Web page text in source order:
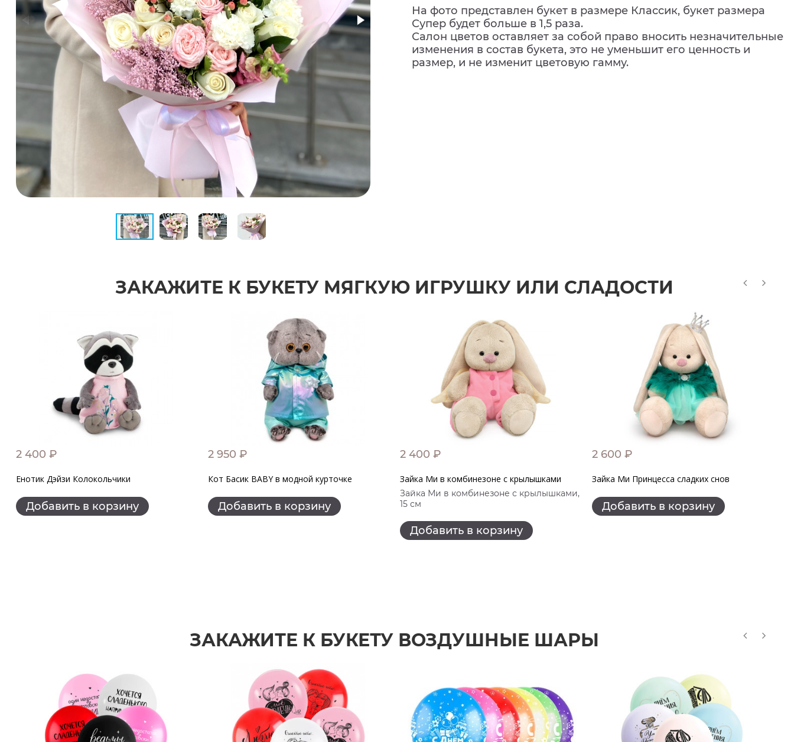
На фото представлен букет в размере Классик, букет размера
Супер будет больше в 1,5 раза.
Салон цветов оставляет за собой право вносить незначительные
изменения в состав букета, это не уменьшит его ценность и
размер, и не изменит цветовую гамму.
ЗАКАЖИТЕ К БУКЕТУ МЯГКУЮ ИГРУШКУ ИЛИ СЛАДОСТИ
2 400 ₽
Енотик Дэйзи Колокольчики
Добавить в корзину
2 950 ₽
Кот Басик BABY в модной курточке
Добавить в корзину
2 400 ₽
Зайка Ми в комбинезоне с крылышками
Зайка Ми в комбинезоне с крылышками,
15 см
Добавить в корзину
2 600 ₽
Зайка Ми Принцесса сладких снов
Добавить в корзину
ЗАКАЖИТЕ К БУКЕТУ ВОЗДУШНЫЕ ШАРЫ